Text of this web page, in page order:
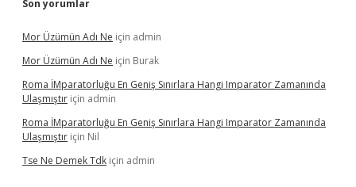
Son yorumlar
Mor Üzümün Adı Ne için admin
Mor Üzümün Adı Ne için Burak
Roma İMparatorluğu En Geniş Sınırlara Hangi Imparator Zamanında
Ulaşmıştır için admin
Roma İMparatorluğu En Geniş Sınırlara Hangi Imparator Zamanında
Ulaşmıştır için Nil
Tse Ne Demek Tdk için admin